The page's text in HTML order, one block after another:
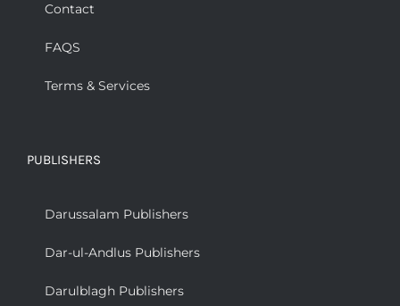
Contact
FAQS
Terms & Services
PUBLISHERS
Darussalam Publishers
Dar-ul-Andlus Publishers
Darulblagh Publishers